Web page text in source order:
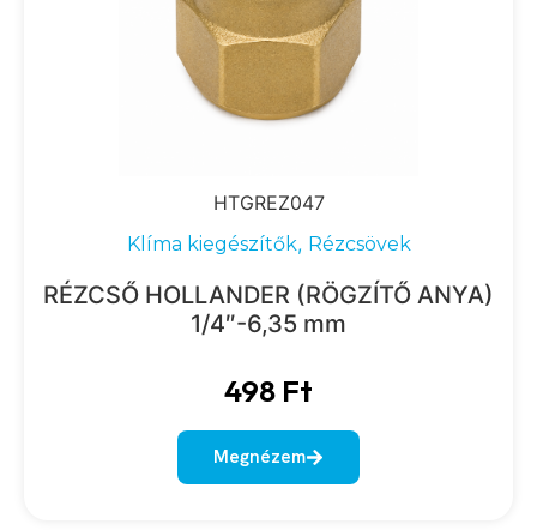
HTGREZ047
Klíma kiegészítők, Rézcsövek
RÉZCSŐ HOLLANDER (RÖGZÍTŐ ANYA)
1/4″-6,35 mm
498 Ft
Megnézem